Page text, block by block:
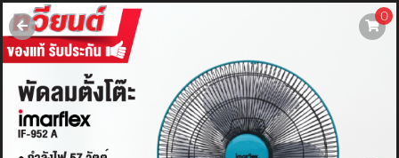
0
username
password
LOGIN